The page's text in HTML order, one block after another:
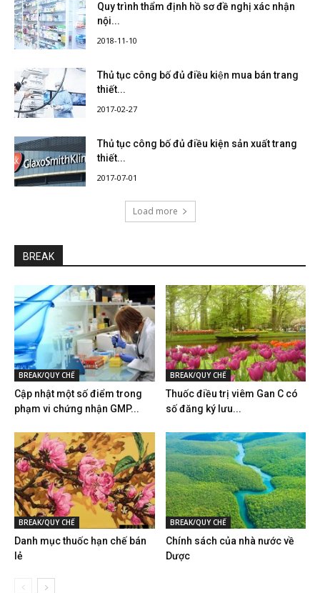
Quy trình thẩm định hồ sơ đề nghị xác nhận
nội...
2018-11-10
Thủ tục công bố đủ điều kiện mua bán trang
thiết...
2017-02-27
Thủ tục công bố đủ điều kiện sản xuất trang
thiết...
2017-07-01
Load more
BREAK
BREAK/QUY CHẾ
Cập nhật một số điểm trong
phạm vi chứng nhận GMP...
BREAK/QUY CHẾ
Thuốc điều trị viêm Gan C có
số đăng ký lưu...
BREAK/QUY CHẾ
Danh mục thuốc hạn chế bán
lẻ
BREAK/QUY CHẾ
Chính sách của nhà nước về
Dược